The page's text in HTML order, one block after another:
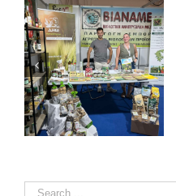
Πολιτική Ισότητας
& Ένταξης